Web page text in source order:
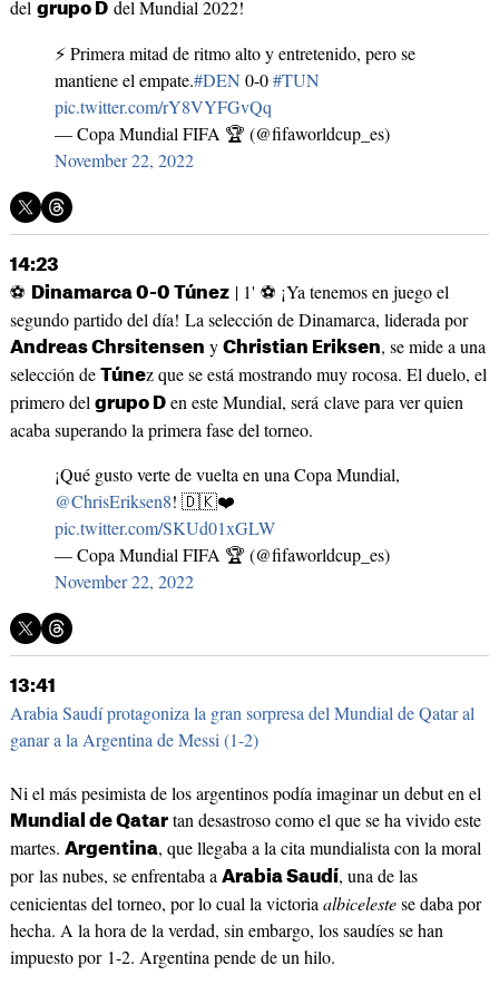
del grupo Ddel Mundial 2022!
⚡️ Primera mitad de ritmo alto y entretenido, pero se
mantiene el empate.#DEN 0-0#TUN
pic.twitter.com/rY8VYFGvQq
— Copa Mundial FIFA 🏆 (@fifaworldcup_es)
November 22, 2022
14:23
⚽ Dinamarca 0-0 Túnez| 1' ⚽ ¡Ya tenemos en juego el
segundo partido del día! La selección de Dinamarca, liderada por
Andreas Chrsitensen y Christian Eriksen, se mide a una
selección de Túnez que se está mostrando muy rocosa. El duelo, el
primero del grupo Den este Mundial, será clave para ver quien
acaba superando la primera fase del torneo.
¡Qué gusto verte de vuelta en una Copa Mundial,
@ChrisEriksen8! 🇩🇰❤️
pic.twitter.com/SKUd01xGLW
— Copa Mundial FIFA 🏆 (@fifaworldcup_es)
November 22, 2022
13:41
Arabia Saudí protagoniza la gran sorpresa del Mundial de Qatar al
ganar a la Argentina de Messi (1-2)
Ni el más pesimista de los argentinos podía imaginar un debut en el
Mundial de Qatartan desastroso como el que se ha vivido este
martes. Argentina, que llegaba a la cita mundialista con la moral
por las nubes, se enfrentaba a Arabia Saudí, una de las
cenicientas del torneo, por lo cual la victoria albicelestese daba por
hecha. A la hora de la verdad, sin embargo, los saudíes se han
impuesto por 1-2. Argentina pende de un hilo.